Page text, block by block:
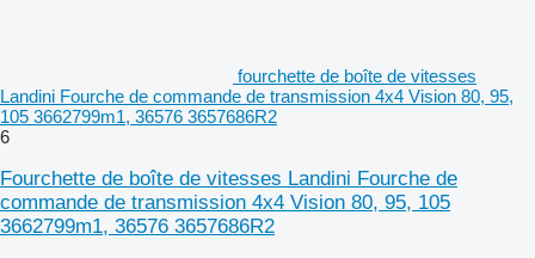
fourchette de boîte de vitesses
Landini Fourche de commande de transmission 4x4 Vision 80, 95,
105 3662799m1, 36576 3657686R2
6
Fourchette de boîte de vitesses Landini Fourche de
commande de transmission 4x4 Vision 80, 95, 105
3662799m1, 36576 3657686R2